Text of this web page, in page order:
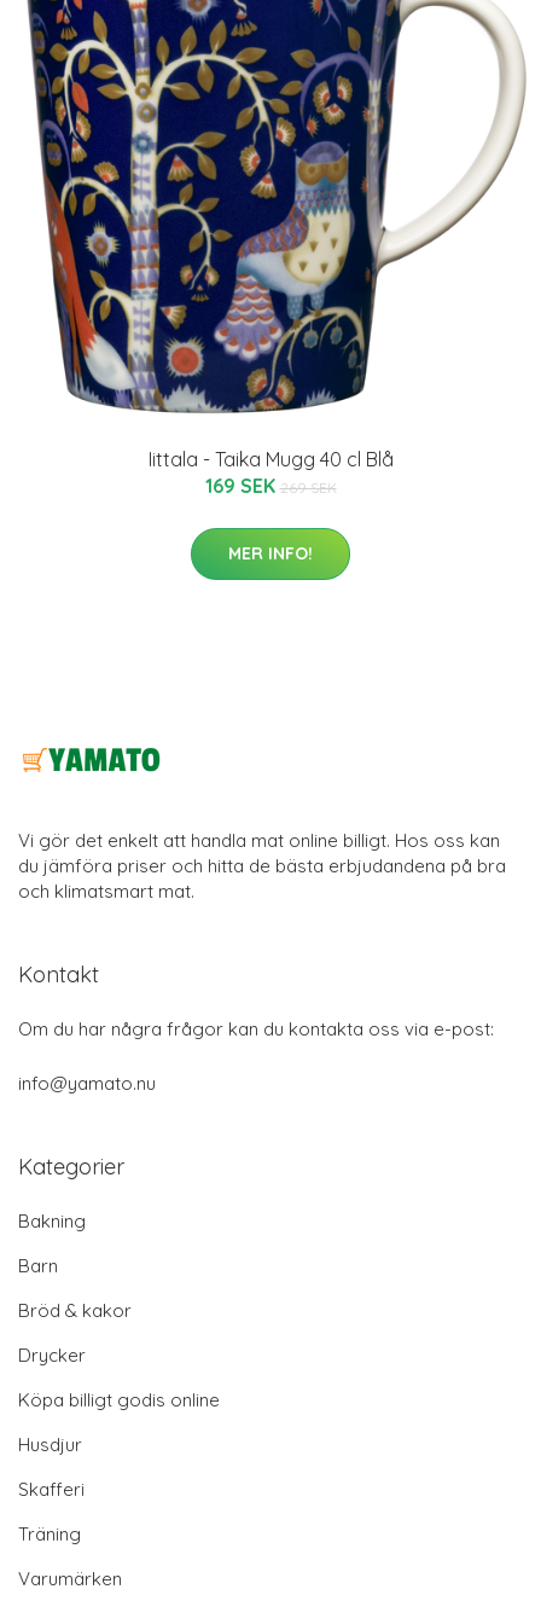
Iittala - Taika Mugg 40 cl Blå
169 SEK 269 SEK
MER INFO!
Vi gör det enkelt att handla mat online billigt. Hos oss kan
du jämföra priser och hitta de bästa erbjudandena på bra
och klimatsmart mat.
Kontakt
Om du har några frågor kan du kontakta oss via e-post:
info@yamato.nu
Kategorier
Bakning
Barn
Bröd & kakor
Drycker
Köpa billigt godis online
Husdjur
Skafferi
Träning
Varumärken